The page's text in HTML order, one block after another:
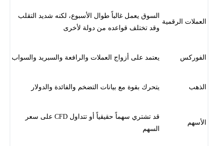
العملات الرقمية
السوق يعمل غالباً طوال الأسبوع، لكنه شديد التقلب
وقد تختلف قواعده من دولة لأخرى
الفوركس يعتمد على أزواج العملات والرافعة والسبريد والسواب
الذهب يتحرك بقوة مع بيانات التضخم والفائدة والدولار
الأسهم
قد تشتري سهماً حقيقياً أو تتداول CFD على سعر
السهم